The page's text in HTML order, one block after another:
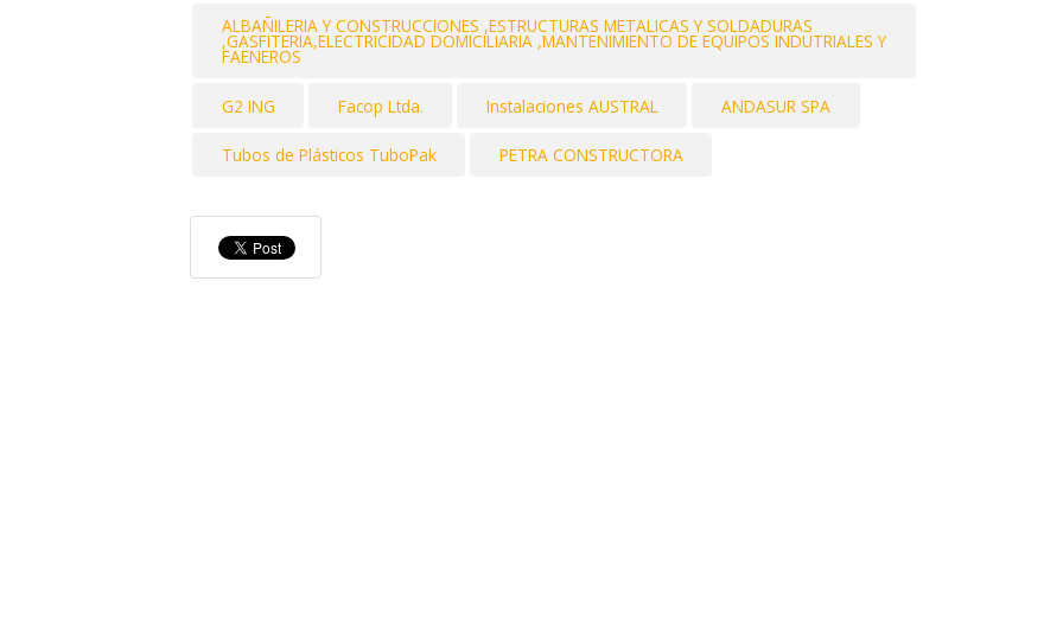
ALBAÑILERIA Y CONSTRUCCIONES ,ESTRUCTURAS METALICAS Y SOLDADURAS
,GASFITERIA,ELECTRICIDAD DOMICILIARIA ,MANTENIMIENTO DE EQUIPOS INDUTRIALES Y
FAENEROS
G2 ING Facop Ltda. Instalaciones AUSTRAL ANDASUR SPA
Tubos de Plásticos TuboPak PETRA CONSTRUCTORA